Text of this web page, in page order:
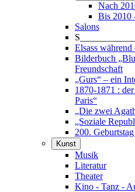
Nach
Bis 2010
Salons
Elsass während
Bilderbuch
Freundschaft
„Gurs“ – ein
1870-1871 :
Paris“
„Die zwei
„Soziale
200.
Kunst
Musik
Literatur
Theater
Kino - Tanz -